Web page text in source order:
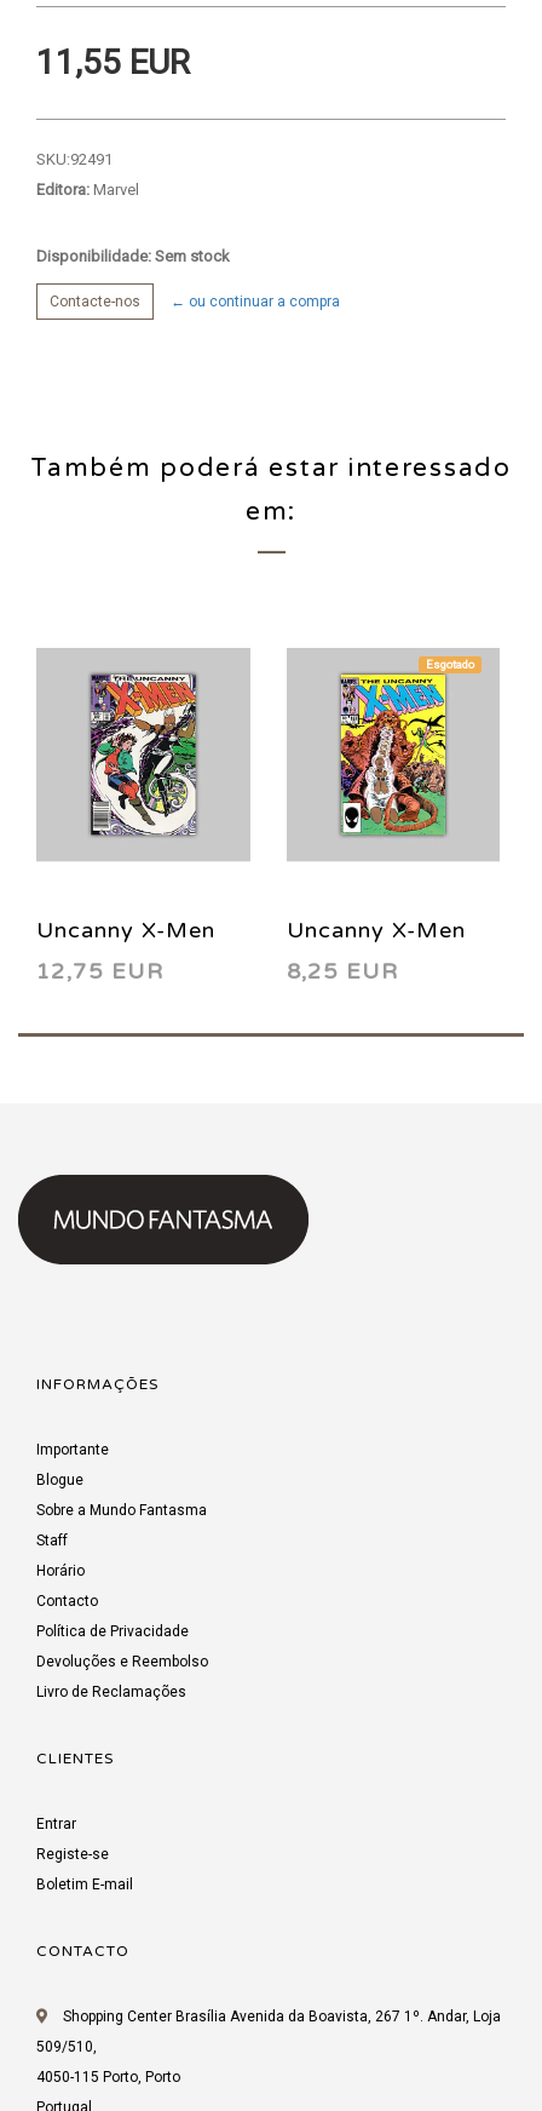
11,55 EUR
SKU:92491
Editora: Marvel
Disponibilidade: Sem stock
Contacte-nos ← ou continuar a compra
Também poderá estar interessado
em:
Uncanny X-Men
180 1984
12,75 EUR
Esgotado
Uncanny X-Men
187 1984
8,25 EUR
INFORMAÇÕES
Importante
Blogue
Sobre a Mundo Fantasma
Staff
Horário
Contacto
Política de Privacidade
Devoluções e Reembolso
Livro de Reclamações
CLIENTES
Entrar
Registe-se
Boletim E-mail
CONTACTO
Shopping Center Brasília Avenida da Boavista, 267 1º. Andar, Loja
509/510,
4050-115 Porto, Porto
Portugal